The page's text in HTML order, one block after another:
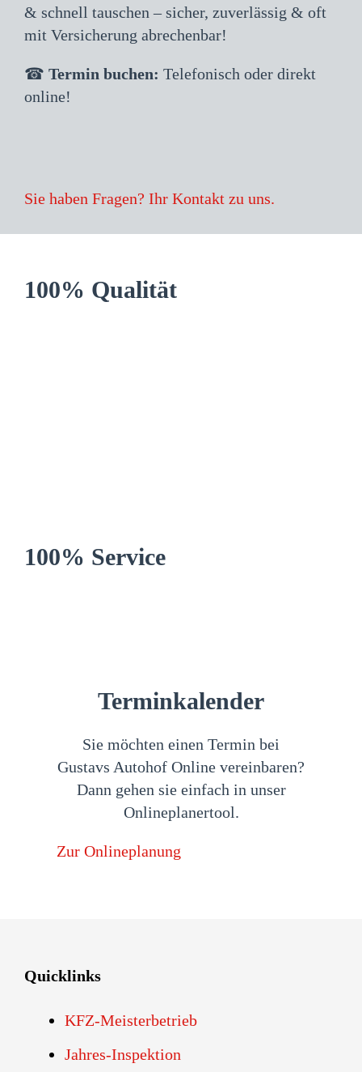
& schnell tauschen – sicher, zuverlässig & oft
mit Versicherung abrechenbar!
☎ Termin buchen: Telefonisch oder direkt
online!
Sie haben Fragen? Ihr Kontakt zu uns.
100% Qualität
100% Service
Terminkalender
Sie möchten einen Termin bei
Gustavs Autohof Online vereinbaren?
Dann gehen sie einfach in unser
Onlineplanertool.
Zur Onlineplanung
Quicklinks
KFZ-Meisterbetrieb
Jahres-Inspektion